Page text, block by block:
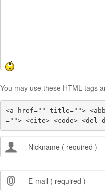
You may use these HTML tags
<a href="" title="">
=""> <cite> <code> <del